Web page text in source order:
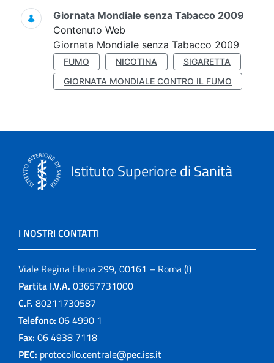
Ricerca
Giornata Mondiale senza Tabacco 2009
Contenuto Web
Giornata Mondiale senza Tabacco 2009
FUMO NICOTINA
SIGARETTA
GIORNATA MONDIALE CONTRO IL FUMO
Istituto Superiore di Sanità
I NOSTRI CONTATTI
Viale Regina Elena 299, 00161 – Roma (I)
Partita I.V.A. 03657731000
C.F. 80211730587
Telefono: 06 4990 1
Fax: 06 4938 7118
PEC: protocollo.centrale@pec.iss.it